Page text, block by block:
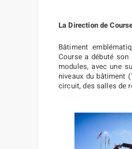
La Direction de
Bâtiment
Course a débuté
modules, avec une
niveaux du bâtiment
circuit, des salles de